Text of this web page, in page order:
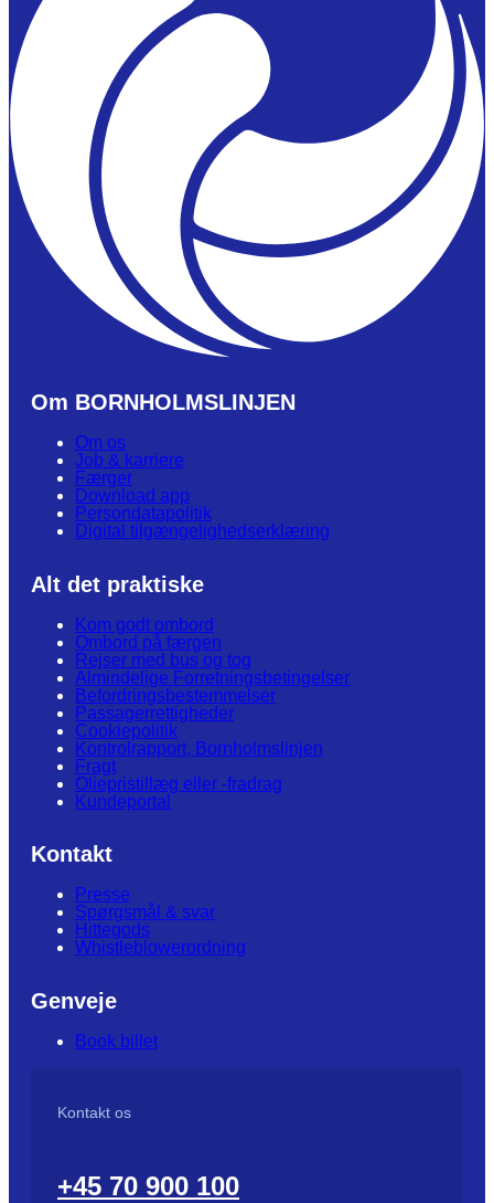
Om BORNHOLMSLINJEN
Om os
Job & karriere
Færger
Download app
Persondatapolitik
Digital tilgængelighedserklæring
Alt det praktiske
Kom godt ombord
Ombord på færgen
Rejser med bus og tog
Almindelige Forretningsbetingelser
Befordringsbestemmelser
Passagerrettigheder
Cookiepolitik
Kontrolrapport, Bornholmslinjen
Fragt
Oliepristillæg eller -fradrag
Kundeportal
Kontakt
Presse
Spørgsmål & svar
Hittegods
Whistleblowerordning
Genveje
Book billet
Kontakt os
+45 70 900 100